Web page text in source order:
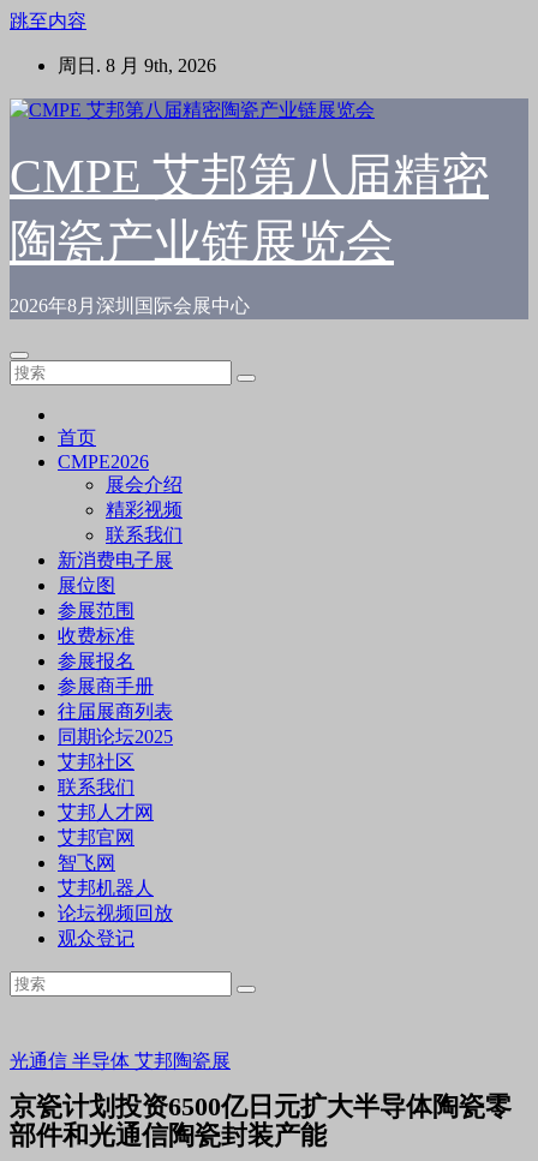
跳至内容
周日. 8 月 9th, 2026
CMPE 艾邦第八届精密
陶瓷产业链展览会
2026年8月深圳国际会展中心
首页
CMPE2026
展会介绍
精彩视频
联系我们
新消费电子展
展位图
参展范围
收费标准
参展报名
参展商手册
往届展商列表
同期论坛2025
艾邦社区
联系我们
艾邦人才网
艾邦官网
智飞网
艾邦机器人
论坛视频回放
观众登记
光通信 半导体 艾邦陶瓷展
京瓷计划投资6500亿日元扩大半导体陶瓷零
部件和光通信陶瓷封装产能